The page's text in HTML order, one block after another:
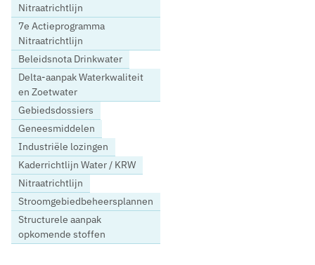
Home Nieuws
Nitraatrichtlijn
7e Actieprogramma
Nitraatrichtlijn
Beleidsnota Drinkwater
Delta-aanpak Waterkwaliteit
en Zoetwater
Gebiedsdossiers
Geneesmiddelen
Industriële lozingen
Kaderrichtlijn Water / KRW
Nitraatrichtlijn
Stroomgebiedbeheersplannen
Structurele aanpak
opkomende stoffen